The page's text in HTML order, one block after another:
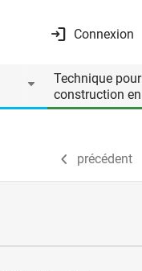
Connexion
Technique
construction
précédent
précédent